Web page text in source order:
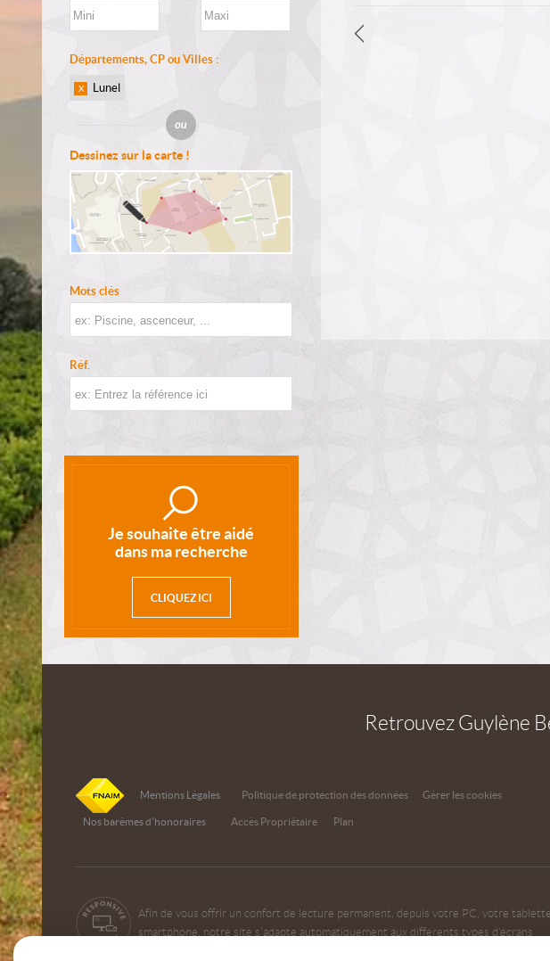
Départements, CP ou Villes :
X Lunel
Dessinez sur la carte !
Mots clés
Réf.
Je souhaite être aidé
dans ma recherche
CLIQUEZ ICI
Retrouvez Guylène
Mentions Légales Politique de protection des données Gérer les cookies
Nos barèmes d'honoraires Accès Propriétaire Plan
Afin de vous offrir un confort de lecture permanent, depuis votre PC, votre
smartphone, notre site s’adapte automatiquement aux différents types d'écrans